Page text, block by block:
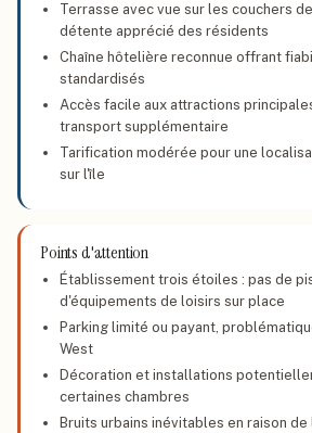
Terrasse avec vue sur les couchers
détente apprécié des résidents
Chaîne hôtelière reconnue offrant
standardisés
Accès facile aux attractions
transport supplémentaire
Tarification modérée pour une
sur l'île
Points d'attention
Établissement trois étoiles : pas de
d'équipements de loisirs sur place
Parking limité ou payant,
West
Décoration et installations
certaines chambres
Bruits urbains inévitables en raison de